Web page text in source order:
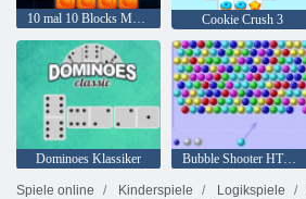
10 mal 10 Blocks Match Cookie Crush 3
Dominoes Klassiker Bubble Shooter HTML5
Spiele online
Kinderspiele Logikspiele